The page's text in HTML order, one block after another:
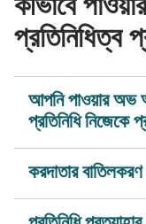
কীভাবে
প্রতিনিধিত্ব
আপনি পাওয়ার অভ
প্রতিনিধি নিজেকে
করদাতার বাতিলকরণ